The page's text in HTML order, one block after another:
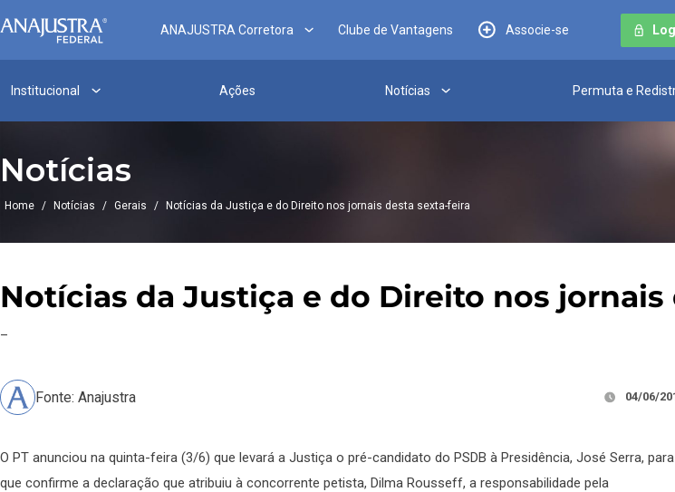
ANAJUSTRA Corretora Clube de Vantagens Associe-se
Institucional Ações Notícias Permuta e
Notícias
Home / Notícias / Gerais / Notícias da Justiça e do Direito nos jornais desta sexta-feira
Notícias da Justiça e do Direito nos jornais
–
Fonte: Anajustra 04/06/
O PT anunciou na quinta-feira (3/6) que levará a Justiça o pré-candidato do PSDB à Presidência, José Serra, para
que confirme a declaração que atribuiu à concorrente petista, Dilma Rousseff, a responsabilidade pela